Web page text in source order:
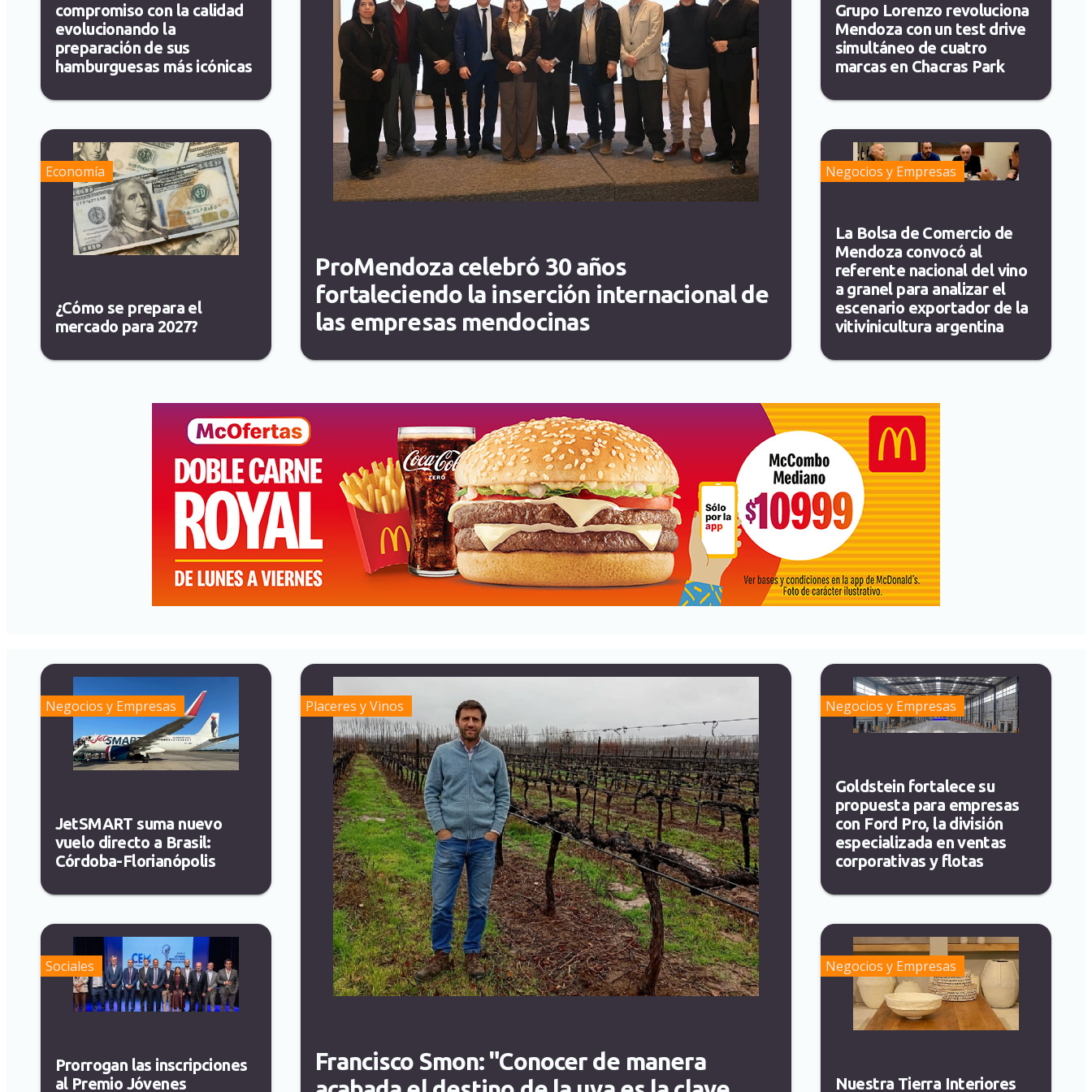
compromiso con la calidad
evolucionando la
preparación de sus
hamburguesas más icónicas
ProMendoza celebró 30 años
fortaleciendo la inserción internacional de
las empresas mendocinas
Grupo Lorenzo revoluciona
Mendoza con un test drive
simultáneo de cuatro
marcas en Chacras Park
Economía
¿Cómo se prepara el
mercado para 2027?
Negocios y Empresas
La Bolsa de Comercio de
Mendoza convocó al
referente nacional del vino
a granel para analizar el
escenario exportador de la
vitivinicultura argentina
Negocios y Empresas
JetSMART suma nuevo
vuelo directo a Brasil:
Córdoba-Florianópolis
Placeres y Vinos
Francisco Smon: "Conocer de manera
Negocios y Empresas
Goldstein fortalece su
propuesta para empresas
con Ford Pro, la división
especializada en ventas
corporativas y flotas
Sociales
Prorrogan las inscripciones
al Premio Jóvenes
Negocios y Empresas
Nuestra Tierra Interiores